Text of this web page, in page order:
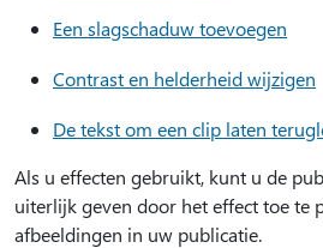
Een slagschaduw toevoegen
Contrast en helderheid wijzigen
De tekst om een clip laten
Als u effecten gebruikt, kunt u de
uiterlijk geven door het effect toe te
afbeeldingen in uw publicatie.